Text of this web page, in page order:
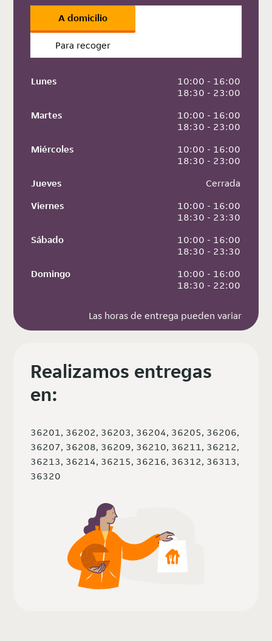
A domicilio
Para recoger
Lunes
10:00 - 16:00
18:30 - 23:00
Martes
10:00 - 16:00
18:30 - 23:00
Miércoles
10:00 - 16:00
18:30 - 23:00
Jueves
Cerrada
Viernes
10:00 - 16:00
18:30 - 23:30
Sábado
10:00 - 16:00
18:30 - 23:30
Domingo
10:00 - 16:00
18:30 - 22:00
Las horas de entrega pueden variar
Realizamos entregas
en:
36201, 36202, 36203, 36204, 36205, 36206,
36207, 36208, 36209, 36210, 36211, 36212,
36213, 36214, 36215, 36216, 36312, 36313,
36320